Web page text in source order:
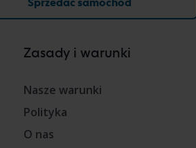
Zasady i warunki
Nasze warunki
Polityka
O nas